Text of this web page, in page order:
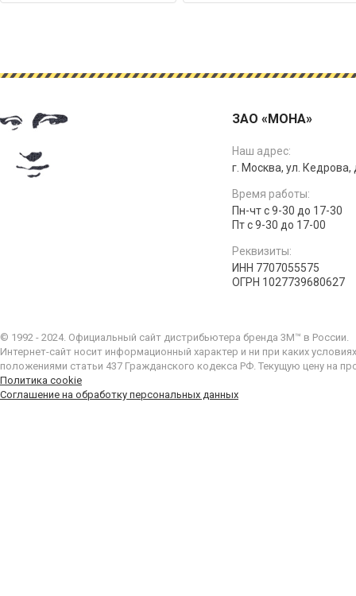
ЗАО «МОНА»
Наш адрес:
г. Москва, ул. Кедрова,
Время работы:
Пн-чт с 9-30 до 17-30
Пт с 9-30 до 17-00
Реквизиты:
ИНН 7707055575
ОГРН 1027739680627
© 1992 - 2024. Официальный сайт дистрибьютера бренда 3M™ в России.
Интернет-сайт носит информационный характер и ни при каких
положениями статьи 437 Гражданского кодекса РФ. Текущую цену на
Политика cookie
Соглашение на обработку персональных данных